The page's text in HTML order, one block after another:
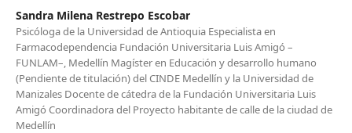
Sandra Milena Restrepo Escobar
Psicóloga de la Universidad de Antioquia Especialista en
Farmacodependencia Fundación Universitaria Luis Amigó –
FUNLAM–, Medellín Magíster en Educación y desarrollo humano
(Pendiente de titulación) del CINDE Medellín y la Universidad de
Manizales Docente de cátedra de la Fundación Universitaria Luis
Amigó Coordinadora del Proyecto habitante de calle de la ciudad de
Medellín